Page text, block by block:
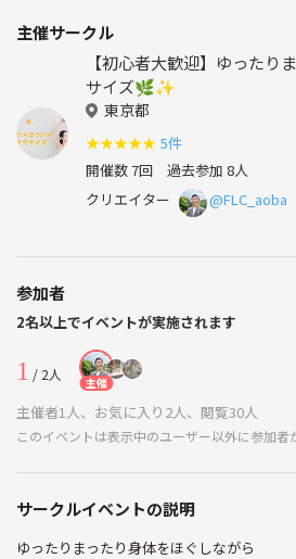
主催サークル
【初心者大歓迎】ゆったり
サイズ🌿✨
東京都
★★★★★ 5件
開催数 7回 過去参加 8人
クリエイター
@FLC_aoba
参加者
2名以上でイベントが実施されます
1 / 2人 主催
主催者1人、お気に入り2人、閲覧30人
このイベントは表示中のユーザー以外に参加
サークルイベントの説明
ゆったりまったり身体をほぐしながら